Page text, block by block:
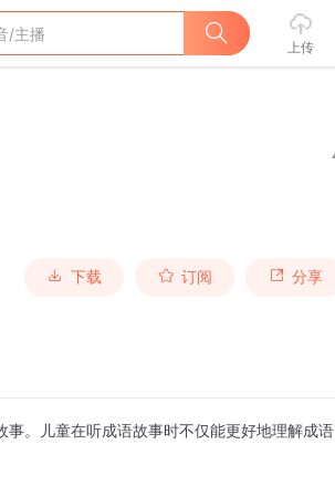
上传
下载 订阅 分享
。儿童在听成语故事时不仅能更好地理解成语